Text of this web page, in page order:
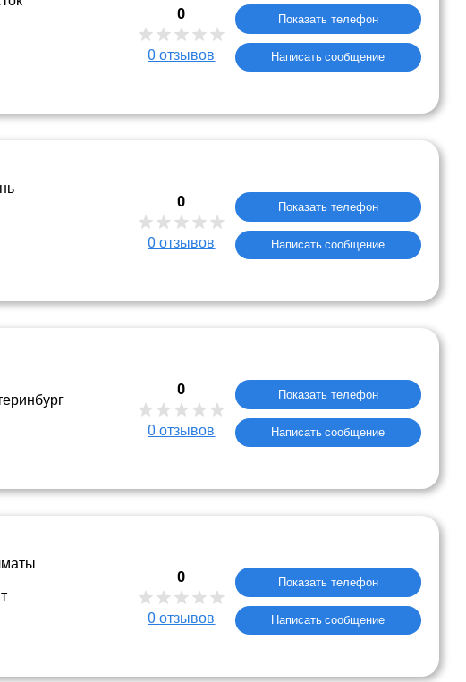
0
0 отзывов
Показать телефон
Написать сообщение
0
0 отзывов
Показать телефон
Написать сообщение
0
0 отзывов
Показать телефон
Написать сообщение
0
0 отзывов
Показать телефон
Написать сообщение